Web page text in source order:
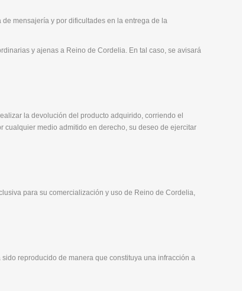
mensajería y por dificultades en la entrega de la
y ajenas a Reino de Cordelia. En tal caso, se avisará
la devolución del producto adquirido, corriendo el
medio admitido en derecho, su deseo de ejercitar
para su comercialización y uso de Reino de Cordelia,
reproducido de manera que constituya una infracción a